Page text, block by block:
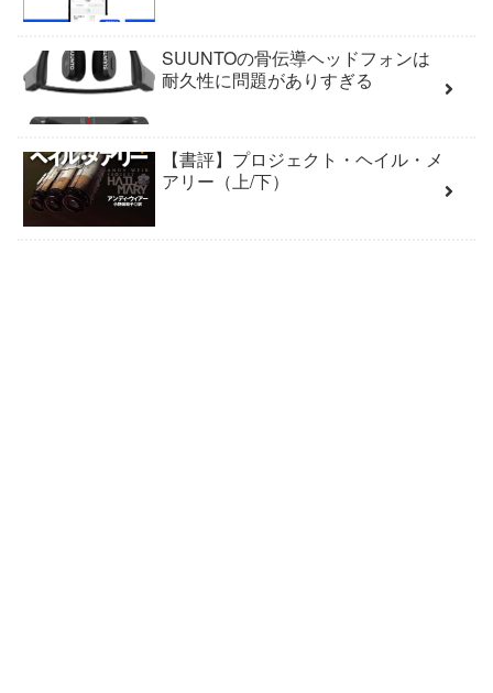
SUUNTOの骨伝導ヘッドフォンは
耐久性に問題がありすぎる
【書評】プロジェクト・ヘイル・メ
アリー（上/下）